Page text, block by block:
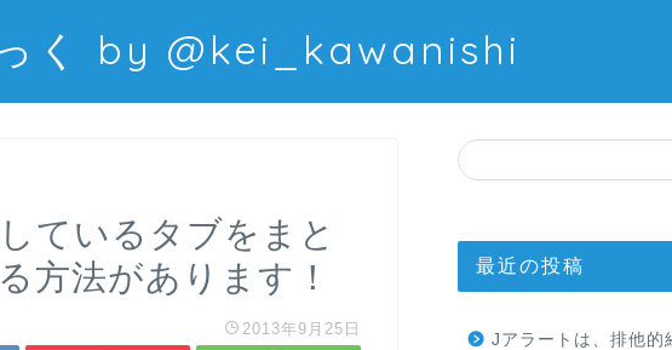
く by @kei_kawanishi
ているタブをまと
方法があります！
2013年9月25日
最近の投稿
Jアラートは、排他